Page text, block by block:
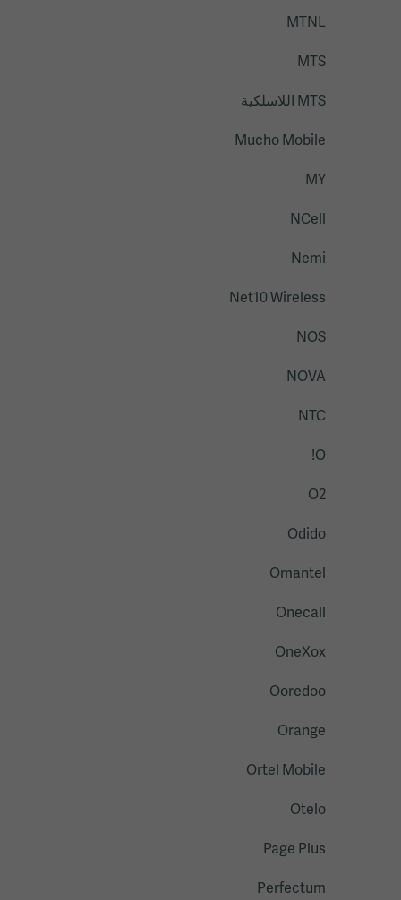
MTNL
MTS
MTS اللاسلكية
Mucho Mobile
MY
NCell
Nemi
Net10 Wireless
NOS
NOVA
NTC
O!
O2
Odido
Omantel
Onecall
OneXox
Ooredoo
Orange
Ortel Mobile
Otelo
Page Plus
Perfectum